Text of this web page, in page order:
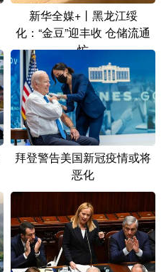
黑龙江
Français عربى
日本語 한국어
新华全媒+丨黑龙江绥
化：“金豆”迎丰收 仓储流通
忙
拜登警告美国新冠疫情或将
恶化